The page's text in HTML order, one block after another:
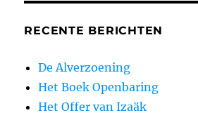
RECENTE BERICHTEN
De Alverzoening
Het Boek Openbaring
Het Offer van Izaäk